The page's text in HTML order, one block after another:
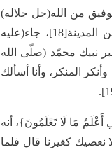
توفيق من الله(جل جلاله)
لاختيار الأمثل والأفضل، حيث يذكر التاريخ أن الحسين(عليه السّلام) لما أراد الخروج من المدينة[18]، جاء(عليه
نبيك محمّد (صلّى الله
المنكر، وأنا أسألك
مَا لَا تَعْلَمُونَ}، أنه
نعصيك كغيرنا قال فلما